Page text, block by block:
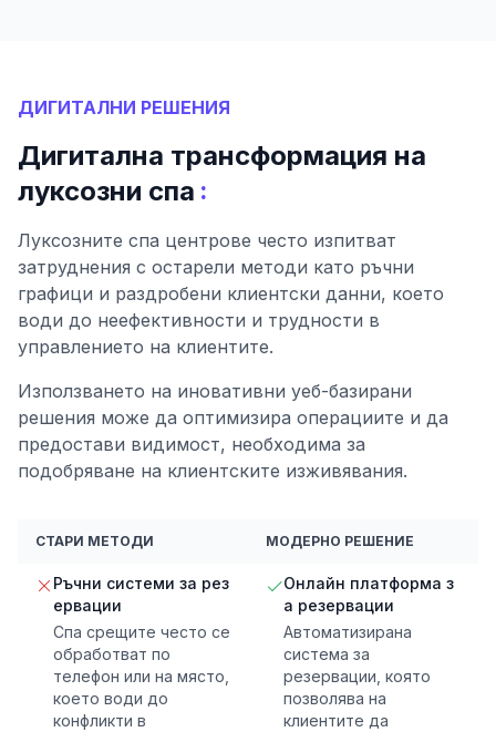
ДИГИТАЛНИ РЕШЕНИЯ
Дигитална трансформация на
луксозни спа :
Луксозните спа центрове често изпитват
затруднения с остарели методи като ръчни
графици и раздробени клиентски данни, което
води до неефективности и трудности в
управлението на клиентите.
Използването на иновативни уеб-базирани
решения може да оптимизира операциите и да
предостави видимост, необходима за
подобряване на клиентските изживявания.
СТАРИ МЕТОДИ МОДЕРНО РЕШЕНИЕ
Ръчни системи за рез
ервации
Спа срещите често се
обработват по
телефон или на място,
което води до
конфликти в
Онлайн платформа з
а резервации
Автоматизирана
система за
резервации, която
позволява на
клиентите да